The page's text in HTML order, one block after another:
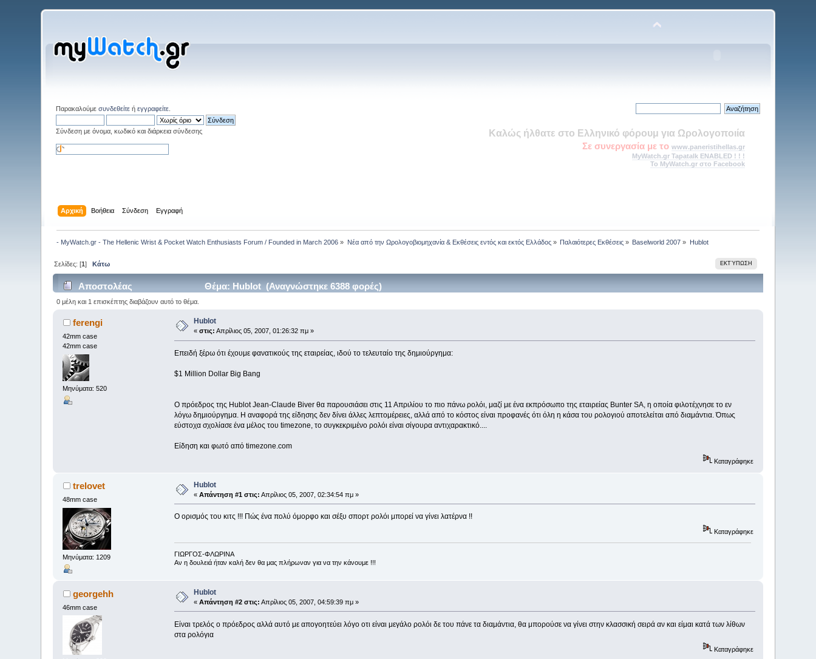
Παρακαλούμεσυνδεθείτε ήεγγραφείτε
Σύνδεση με όνομα, κωδικό και διάρκεια σύνδεσης Καλώς ήλθατε στο Ελληνικό φόρουμ για Ωρολογοποιία
Σε συνεργασία με τοwww.paneristihellas.gr
MyWatch.gr Tapatalk ENABLED ! ! !
Το MyWatch.gr στο Facebook
Αρχική Βοήθεια Σύνδεση Εγγραφή
- MyWatch.gr - The Hellenic Wrist & Pocket Watch Enthusiasts Forum / Founded in March 2006 » Νέα από την Ωρολογοβιομηχανία & Εκθέσεις εντός και εκτός Ελλάδος» Παλαιότερες Εκθέσεις » Baselworld 2007 » Hublot
ΕΚΤΎΠΩΣΗ
Σελίδες: [1]Κάτω
Αποστολέας Θέμα: Hublot (Αναγνώστηκε 6388 φορές)
0 μέλη και 1 επισκέπτης διαβάζουν αυτό το θέμα.
ferengi
42mm case
42mm case
Μηνύματα: 520
Hublot
«στις: Απρίλιος 05, 2007, 01:26:32 πμ »
Επειδή ξέρω ότι έχουμε φανατικούς της εταιρείας, ιδού το τελευταίο της δημιούργημα:
$1 Million Dollar Big Bang
Ο πρόεδρος της Hublot Jean-Claude Biver θα παρουσιάσει στις 11 Απριλίου το πιο πάνω ρολόι, μαζί με ένα εκπρόσωπο της εταιρείας Bunter SA, η οποία φιλοτέχνησε το εν
λόγω δημιούργημα. Η αναφορά της είδησης δεν δίνει άλλες λεπτομέρειες, αλλά από το κόστος είναι προφανές ότι όλη η κάσα του ρολογιού αποτελείται από διαμάντια. Όπως
εύστοχα σχολίασε ένα μέλος του timezone, το συγκεκριμένο ρολόι είναι σίγουρα αντιχαρακτικό....
Είδηση και φωτό από timezone.com
Καταγράφηκε
trelovet
48mm case
Μηνύματα: 1209
Hublot
«Απάντηση #1 στις: Απρίλιος 05, 2007, 02:34:54 πμ »
O ορισμός του κιτς !!! Πώς ένα πολύ όμορφο και σέξυ σπορτ ρολόι μπορεί να γίνει λατέρνα !!
Καταγράφηκε
ΓΙΩΡΓΟΣ-ΦΛΩΡΙΝΑ
Αν η δουλειά ήταν καλή δεν θα μας πλήρωναν για να την κάνουμε !!!
georgehh
46mm case
Hublot
«Απάντηση #2 στις: Απρίλιος 05, 2007, 04:59:39 πμ »
Είναι τρελός ο πρόεδρος αλλά αυτό με απογοητεύει λόγο οτι είναι μεγάλο ρολόι δε του πάνε τα διαμάντια, θα μπορούσε να γίνει στην κλασσική σειρά αν και είμαι κατά των λίθων
στα ρολόγια
Καταγράφηκε